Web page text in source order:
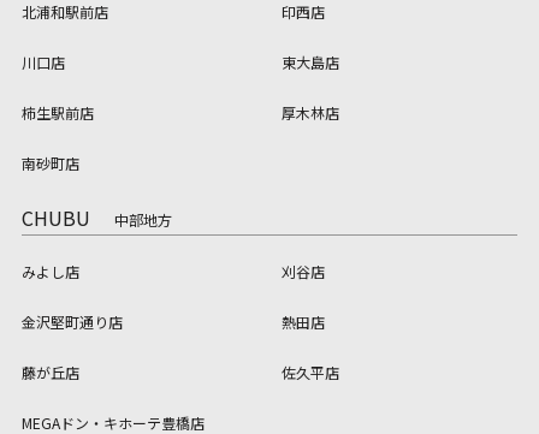
北浦和駅前店 印西店
川口店 東大島店
柿生駅前店 厚木林店
南砂町店
CHUBU 中部地方
みよし店 刈谷店
金沢堅町通り店 熱田店
藤が丘店 佐久平店
MEGAドン・キホーテ豊橋店